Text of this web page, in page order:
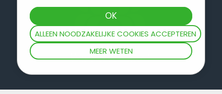
ALLEEN NOODZAKELIJKE COOKIES ACCEPTEREN
MEER WETEN
Strooikegel op verspreidingswerktuig
Verkorting van de verspreidingsbreedte